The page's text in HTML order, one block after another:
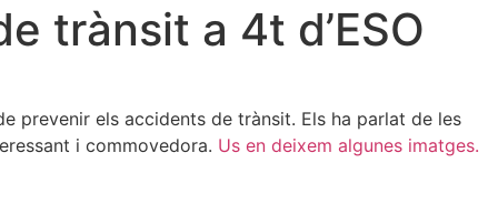
trànsit a 4t d’ESO
prevenir els accidents de trànsit. Els ha parlat de les
i commovedora. Us en deixem algunes imatges.